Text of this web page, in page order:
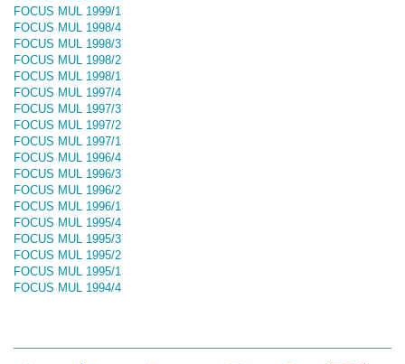
FOCUS MUL 1999/1
FOCUS MUL 1998/4
FOCUS MUL 1998/3
FOCUS MUL 1998/2
FOCUS MUL 1998/1
FOCUS MUL 1997/4
FOCUS MUL 1997/3
FOCUS MUL 1997/2
FOCUS MUL 1997/1
FOCUS MUL 1996/4
FOCUS MUL 1996/3
FOCUS MUL 1996/2
FOCUS MUL 1996/1
FOCUS MUL 1995/4
FOCUS MUL 1995/3
FOCUS MUL 1995/2
FOCUS MUL 1995/1
FOCUS MUL 1994/4